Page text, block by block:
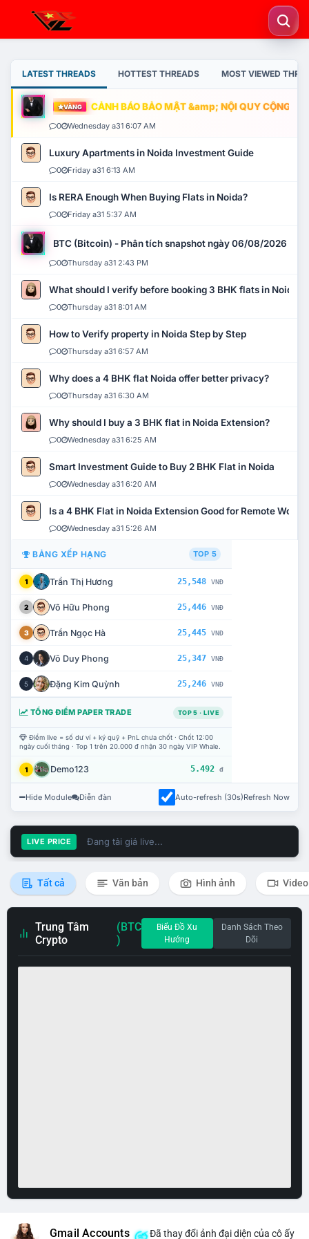
LATEST THREADS HOTTEST THREADS MOST VIEWED
VÀNG CẢNH BÁO BẢO MẬT &amp; NỘI QUY CỘNG
0 Wednesday a31 6:07 AM
Luxury Apartments in Noida Investment Guide
0 Friday a31 6:13 AM
Is RERA Enough When Buying Flats in Noida?
0 Friday a31 5:37 AM
BTC (Bitcoin) - Phân tích snapshot ngày 06/08/2026
0 Thursday a31 2:43 PM
What should I verify before booking 3 BHK flats in Noida?
0 Thursday a31 8:01 AM
How to Verify property in Noida Step by Step
0 Thursday a31 6:57 AM
Why does a 4 BHK flat Noida offer better privacy?
0 Thursday a31 6:30 AM
Why should I buy a 3 BHK flat in Noida Extension?
0 Wednesday a31 6:25 AM
Smart Investment Guide to Buy 2 BHK Flat in Noida
0 Wednesday a31 6:20 AM
Is a 4 BHK Flat in Noida Extension Good for Remote Work?
0 Wednesday a31 5:26 AM
BẢNG XẾP HẠNG TOP 5
1 Trần Thị Hương 25,548 VNĐ
2 Võ Hữu Phong 25,446 VNĐ
3 Trần Ngọc Hà 25,445 VNĐ
4 Võ Duy Phong 25,347 VNĐ
5 Đặng Kim Quỳnh 25,246 VNĐ
TỔNG ĐIỂM PAPER TRADE TOP 5 · LIVE
Điểm live = số dư ví + ký quỹ + PnL chưa chốt · Chốt 12:00
ngày cuối tháng · Top 1 trên 20.000 đ nhận 30 ngày VIP Whale.
1 Demo123 5.492 đ
Hide Module Diễn đàn Auto-refresh (30s)Refresh Now
LIVE PRICE Đang tải giá live...
Tất cả Văn bản Hình ảnh Video
Trung Tâm
Crypto
(BTC
)
Biểu Đồ Xu
Hướng
Danh Sách Theo
Dõi
Gmail Accounts Đã thay đổi ảnh đại diện của cô ấy